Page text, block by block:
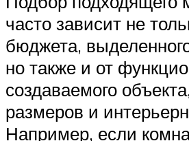
часто зависит не
бюджета,
но также и от
создаваемого
размеров и
Например, если